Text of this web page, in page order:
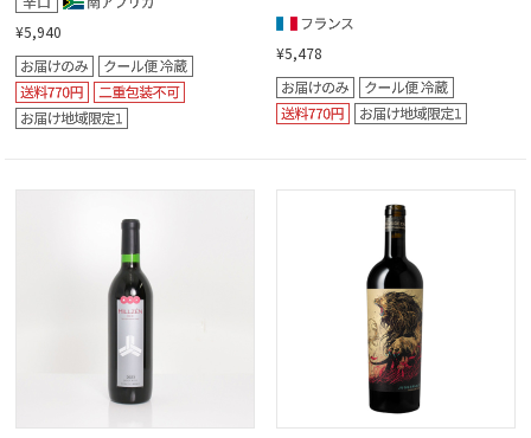
¥5,940
¥5,478